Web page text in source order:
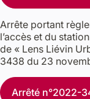
Arrête portant
l’accès et du
de « Lens Liévin
3438 du 23
Arrêté n°2022-